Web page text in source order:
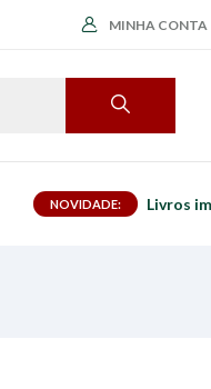
MINHA CONTA
NOVIDADE: Livros